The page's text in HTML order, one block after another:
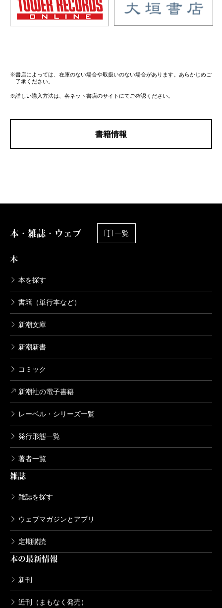
※書店によっては、在庫のない場合や取扱いのない場合があります。あらかじめご
了承ください。
※詳しい購入方法は、各ネット書店のサイトにてご確認ください。
書籍情報
本・雑誌・ウェブ 一覧
本
本を探す
書籍（単行本など）
新潮文庫
新潮新書
コミック
新潮社の電子書籍
レーベル・シリーズ一覧
発行形態一覧
著者一覧
雑誌
雑誌を探す
ウェブマガジンとアプリ
定期購読
本の最新情報
新刊
近刊（まもなく発売）